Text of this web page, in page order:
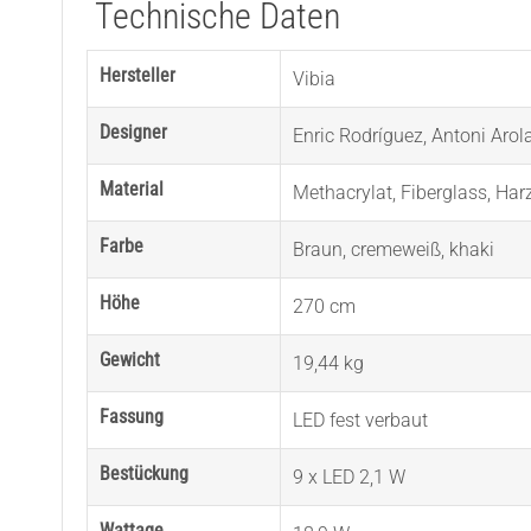
Technische Daten
Hersteller Vibia
Designer Enric Rodríguez, Antoni
Material Methacrylat, Fiberglass,
Farbe Braun, cremeweiß, khaki
Höhe 270 cm
Gewicht 19,44 kg
Fassung LED fest verbaut
Bestückung 9 x LED 2,1 W